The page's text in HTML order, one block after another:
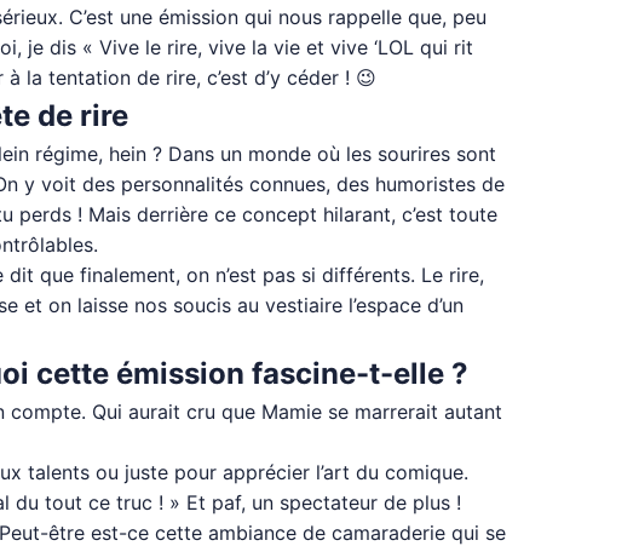
C’est une émission qui nous rappelle que, peu
je dis « Vive le rire, vive la vie et vive ‘LOL qui rit
la tentation de rire, c’est d’y céder ! 😉
de rire
régime, hein ? Dans un monde où les sourires sont
y voit des personnalités connues, des humoristes de
perds ! Mais derrière ce concept hilarant, c’est toute
que finalement, on n’est pas si différents. Le rire,
on laisse nos soucis au vestiaire l’espace d’un
cette émission fascine-t-elle ?
Qui aurait cru que Mamie se marrerait autant
talents ou juste pour apprécier l’art du comique.
du tout ce truc ! » Et paf, un spectateur de plus !
être est-ce cette ambiance de camaraderie qui se